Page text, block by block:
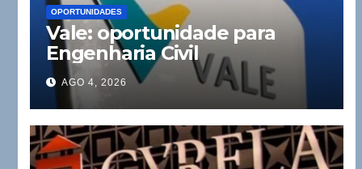
OPORTUNIDADES
Vale: oportunidade para
Engenharia Civil
AGO 4, 2026